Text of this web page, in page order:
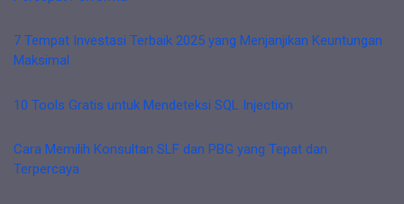
7 Tempat Investasi Terbaik 2025 yang Menjanjikan Keuntungan
Maksimal
10 Tools Gratis untuk Mendeteksi SQL Injection
Cara Memilih Konsultan SLF dan PBG yang Tepat dan
Terpercaya